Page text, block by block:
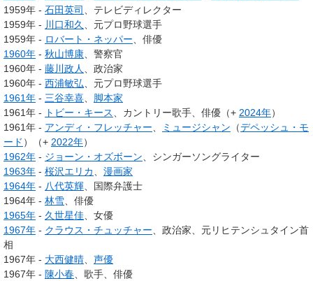
1959年 - 石田英司
、テレビディレクター
1959年 - 川口和久
、元プロ野球選手
1959年 - ロバート・ネッパー 、俳優
1960年 - 秋山博康 、警察官
1960年 - 藤川政人
、政治家
1960年 - 西浦敏弘 、元プロ野球選手
1961年 - 三谷幸喜
脚本家
1961年 -
トビー・キース 、カントリー歌手、俳優（+ 2024年）
1961年 - アンディ・フレッチャー ミュージシャン （デペッシュ・モ
ード ）（+ 2022年）
1962年 - ジョーン・オズボーン 、シンガーソングライター
1963年 - 桜沢エリカ
漫画家
1964年 - 八代英輝 、国際弁護士
1964年 - 林雪 、俳優
1965年 - 久世星佳 、女優
1967年 - クラウス・チュッチャー 、政治家、元リヒテンシュタイン首
相
1967年 - 大西健晴
声優
1967年 - 陳小春 、歌手、俳優